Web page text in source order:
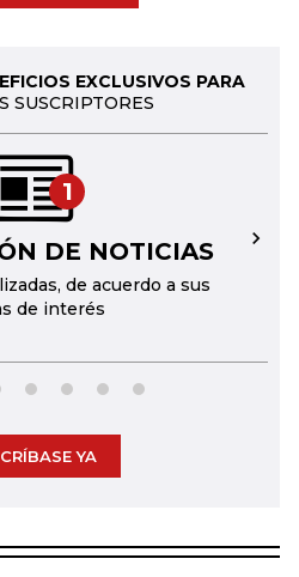
EXCLUSIVOS PARA
SUSCRIPTORES
1
DE NOTICIAS
de acuerdo a sus
de interés
→
YA